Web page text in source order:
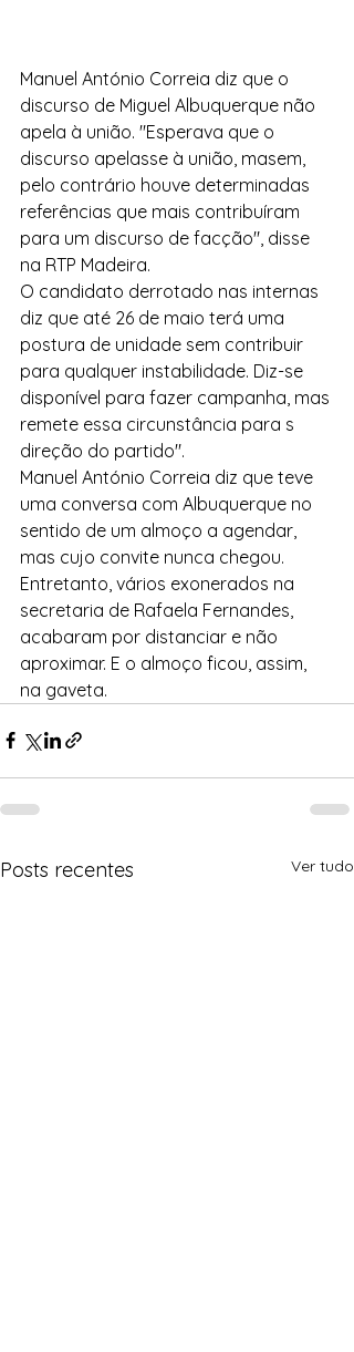
Manuel António Correia diz que o
discurso de Miguel Albuquerque não
apela à união. "Esperava que o
discurso apelasse à união, masem,
pelo contrário houve determinadas
referências que mais contribuíram
para um discurso de facção", disse
na RTP Madeira.
O candidato derrotado nas internas
diz que até 26 de maio terá uma
postura de unidade sem contribuir
para qualquer instabilidade. Diz-se
disponível para fazer campanha, mas
remete essa circunstância para s
direção do partido".
Manuel António Correia diz que teve
uma conversa com Albuquerque no
sentido de um almoço a agendar,
mas cujo convite nunca chegou.
Entretanto, vários exonerados na
secretaria de Rafaela Fernandes,
acabaram por distanciar e não
aproximar. E o almoço ficou, assim,
na gaveta.
Posts recentes Ver tudo